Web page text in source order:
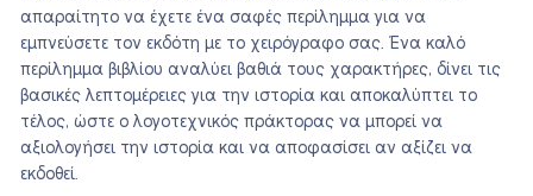
απαραίτητο να έχετε ένα σαφές περίλημμα για να
εμπνεύσετε τον εκδότη με το χειρόγραφο σας. Ένα καλό
περίλημμα βιβλίου αναλύει βαθιά τους χαρακτήρες, δίνει τις
βασικές λεπτομέρειες για την ιστορία και αποκαλύπτει το
τέλος, ώστε ο λογοτεχνικός πράκτορας να μπορεί να
αξιολογήσει την ιστορία και να αποφασίσει αν αξίζει να
εκδοθεί.